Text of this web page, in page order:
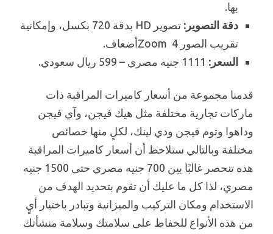
بها.
دقة التصوير:
تصوير HD بدقة 720 بكسل، وإمكانية
تقريب الصور Zoom 4أضعاف.
السعر:
قدمنا مجموعة من أسعار كاميرات المراقبة ذات
ماركات تجارية مختلفة مثل هيك فيجن، وآي فيجن
وداهوا وتوم فيجن ودي لينك، لكلٍ منها خصائص
مختلفة وبالتالي ستلاحظ أن أسعار كاميرات المراقبة
هذه تنحصر غالبًا بين 700 جنيه مصري حتى 1500 جنيه
مصري، لذا كل ما عليك أن تقوم بتحديد الهدف من
الاستخدام ومكان التركيب والميزانية وتبادر باختيار أيٍ
من هذه الأنواع للحفاظ على سلامتك وسلامة منشأتك